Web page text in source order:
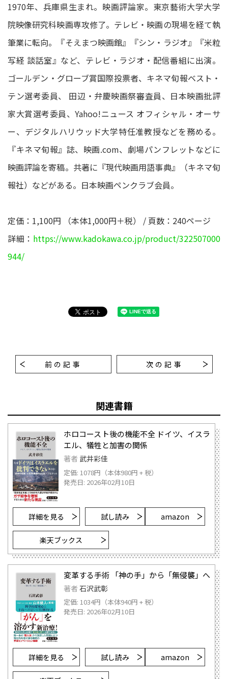
1970年、兵庫県生まれ。映画評論家。東京藝術大学大学
院映像研究科映画専攻修了。テレビ・映画の現場を経て執
筆業に転向。『そえまつ映画館』『シン・ラジオ』『米粒
写経 談話室』など、テレビ・ラジオ・配信番組に出演。
ゴールデン・グローブ賞国際投票者、キネマ旬報ベスト・
テン選考委員、 田辺・弁慶映画祭審査員、日本映画批評
家大賞選考委員、Yahoo!ニュース オフィシャル・オーサ
ー、デジタルハリウッド大学特任准教授などを務める。
『キネマ旬報』誌、映画.com、劇場パンフレットなどに
映画評論を寄稿。共著に『現代映画用語事典』（キネマ旬
報社）などがある。日本映画ペンクラブ会員。
定価：1,100円 （本体1,000円＋税） / 頁数：240ページ
詳細： https://www.kadokawa.co.jp/product/322507000
944/
前の記事 次の記事
関連書籍
ホロコースト後の機能不全 ドイツ、イスラ
エル、犠牲と加害の関係
著者 武井彩佳
定価: 1078円（本体980円 + 税）
発売日: 2026年02月10日
詳細を見る 試し読み amazon
楽天ブックス
変革する手術 「神の手」から「無侵襲」へ
著者 石沢武彰
定価: 1034円（本体940円 + 税）
発売日: 2026年02月10日
詳細を見る 試し読み amazon